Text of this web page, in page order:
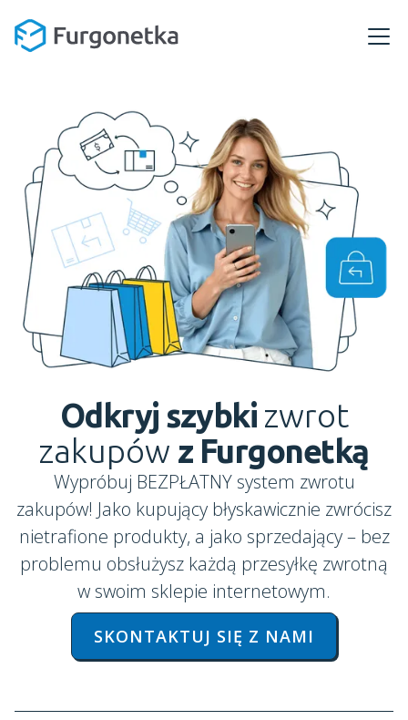
Odkryj szybki zwrot
zakupów z Furgonetką
Wypróbuj BEZPŁATNY system zwrotu
zakupów! Jako kupujący błyskawicznie zwrócisz
nietrafione produkty, a jako sprzedający – bez
problemu obsłużysz każdą przesyłkę zwrotną
w swoim sklepie internetowym.
SKONTAKTUJ SIĘ Z NAMI